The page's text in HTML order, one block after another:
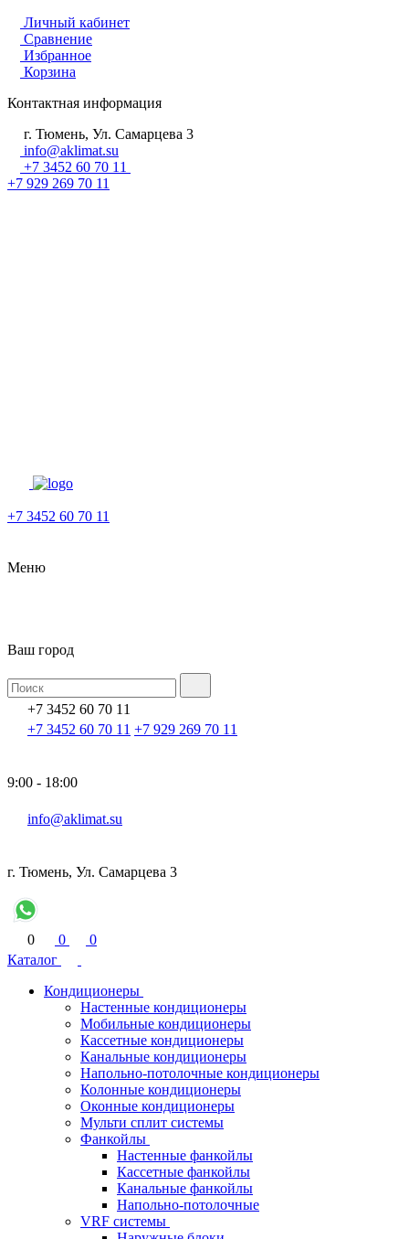
Личный кабинет
Сравнение
Избранное
Корзина
Контактная информация
г. Тюмень, Ул. Самарцева 3
info@aklimat.su
+7 3452 60 70 11
+7 929 269 70 11
+7 3452 60 70 11
Меню
Ваш город
+7 3452 60 70 11
+7 3452 60 70 11 +7 929 269 70 11
9:00 - 18:00
info@aklimat.su
г. Тюмень, Ул. Самарцева 3
0 0
0
Каталог
Кондиционеры
Настенные кондиционеры
Мобильные кондиционеры
Кассетные кондиционеры
Канальные кондиционеры
Напольно-потолочные кондиционеры
Колонные кондиционеры
Оконные кондиционеры
Мульти сплит системы
Фанкойлы
Настенные фанкойлы
Кассетные фанкойлы
Канальные фанкойлы
Напольно-потолочные
VRF системы